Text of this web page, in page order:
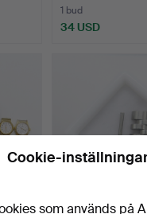
1 bud
34 USD
Cookie-
som används på